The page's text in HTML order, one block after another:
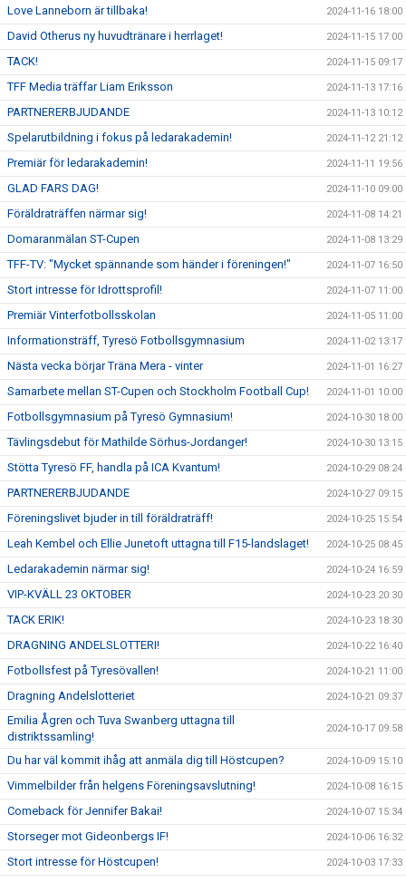
Love Lanneborn är tillbaka! 2024-11-16 18:00
David Otherus ny huvudtränare i herrlaget! 2024-11-15 17:00
TACK! 2024-11-15 09:17
TFF Media träffar Liam Eriksson 2024-11-13 17:16
PARTNERERBJUDANDE 2024-11-13 10:12
Spelarutbildning i fokus på ledarakademin! 2024-11-12 21:12
Premiär för ledarakademin! 2024-11-11 19:56
GLAD FARS DAG! 2024-11-10 09:00
Föräldraträffen närmar sig! 2024-11-08 14:21
Domaranmälan ST-Cupen 2024-11-08 13:29
TFF-TV: "Mycket spännande som händer i föreningen!" 2024-11-07 16:50
Stort intresse för Idrottsprofil! 2024-11-07 11:00
Premiär Vinterfotbollsskolan 2024-11-05 11:00
Informationsträff, Tyresö Fotbollsgymnasium 2024-11-02 13:17
Nästa vecka börjar Träna Mera - vinter 2024-11-01 16:27
Samarbete mellan ST-Cupen och Stockholm Football Cup! 2024-11-01 10:00
Fotbollsgymnasium på Tyresö Gymnasium! 2024-10-30 18:00
Tävlingsdebut för Mathilde Sörhus-Jordanger! 2024-10-30 13:15
Stötta Tyresö FF, handla på ICA Kvantum! 2024-10-29 08:24
PARTNERERBJUDANDE 2024-10-27 09:15
Föreningslivet bjuder in till föräldraträff! 2024-10-25 15:54
Leah Kembel och Ellie Junetoft uttagna till F15-landslaget! 2024-10-25 08:45
Ledarakademin närmar sig! 2024-10-24 16:59
VIP-KVÄLL 23 OKTOBER 2024-10-23 20:30
TACK ERIK! 2024-10-23 18:30
DRAGNING ANDELSLOTTERI! 2024-10-22 16:40
Fotbollsfest på Tyresövallen! 2024-10-21 11:00
Dragning Andelslotteriet 2024-10-21 09:37
Emilia Ågren och Tuva Swanberg uttagna till
distriktssamling!
2024-10-17 09:58
Du har väl kommit ihåg att anmäla dig till Höstcupen? 2024-10-09 15:10
Vimmelbilder från helgens Föreningsavslutning! 2024-10-08 16:15
Comeback för Jennifer Bakai! 2024-10-07 15:34
Storseger mot Gideonbergs IF! 2024-10-06 16:32
Stort intresse för Höstcupen! 2024-10-03 17:33